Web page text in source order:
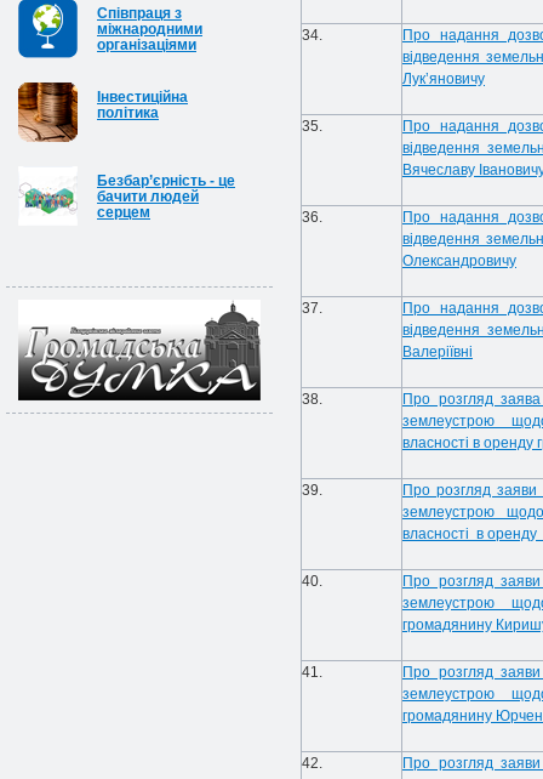
Співпраця з
міжнародними
організаціями
Інвестиційна
політика
Безбар’єрність - це
бачити людей
серцем
34.
Про надання
відведення
Лук’яновичу
35.
Про надання
відведення
Вячеславу
36.
Про надання
відведення
Олександровичу
37.
Про надання
відведення
Валеріївні
38.
Про розгляд
землеустрою
власності в оренду
39.
Про розгляд
землеустрою
власності в оренду
40.
Про розгляд
землеустрою
громадянину
41.
Про розгляд
землеустрою
громадянину
42.
Про розгляд